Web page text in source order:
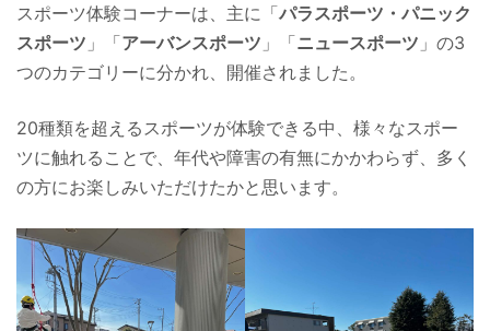
スポーツ体験コーナーは、主に「パラスポーツ・パニック
スポーツ 」「アーバンスポーツ 」「ニュースポーツ 」の3
つのカテゴリーに分かれ、開催されました。
20種類を超えるスポーツが体験できる中、様々なスポー
ツに触れることで、年代や障害の有無にかかわらず、多く
の方にお楽しみいただけたかと思います。